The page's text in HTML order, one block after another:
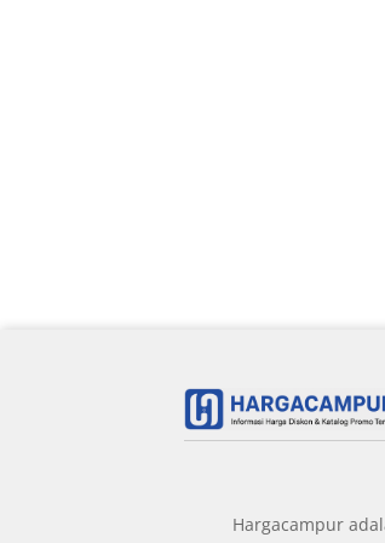
Hargacampur